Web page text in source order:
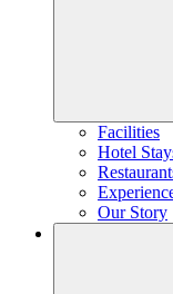
Facilities
Hotel
Our Story